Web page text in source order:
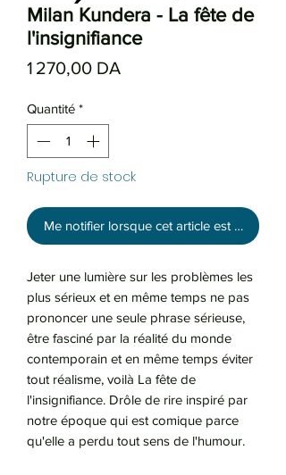
Milan Kundera - La fête de
l'insignifiance
1 270,00 DA
Quantité *
Rupture de stock
Me notifier lorsque cet article est disponible
Jeter une lumière sur les problèmes les
plus sérieux et en même temps ne pas
prononcer une seule phrase sérieuse,
être fasciné par la réalité du monde
contemporain et en même temps éviter
tout réalisme, voilà La fête de
l'insignifiance. Drôle de rire inspiré par
notre époque qui est comique parce
qu'elle a perdu tout sens de l'humour.